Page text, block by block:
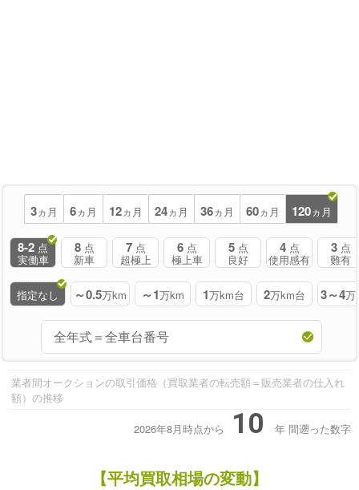
3ヵ月 6ヵ月 12ヵ月 24ヵ月 36ヵ月 60ヵ月 120ヵ月
8-2 点
実働車
8 点
新車
7 点
超極上
6 点
極上車
5 点
良好
4 点
使用感有
3 点
難有
指定なし ～0.5万km ～1万km 1万km台 2万km台 3～4万
業者間オークションの取引価格（買取業者の転売額＝販売業者の仕入れ
額）の推移
2026年8月時点から 10 年 間遡った数字
【平均買取相場の変動】